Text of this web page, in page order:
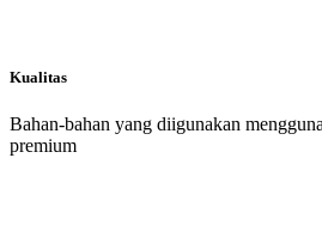
Kualitas
Bahan-bahan yang diigunakan
premium